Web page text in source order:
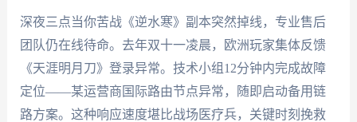
深夜三点当你苦战《逆水寒》副本突然掉线，专业售后
团队仍在线待命。去年双十一凌晨，欧洲玩家集体反馈
《天涯明月刀》登录异常。技术小组12分钟内完成故障
定位——某运营商国际路由节点异常，随即启动备用链
路方案。这种响应速度堪比战场医疗兵，关键时刻挽救